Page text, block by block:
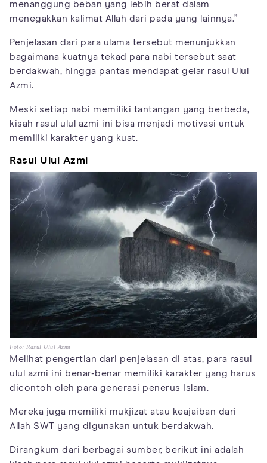
menanggung beban yang lebih berat dalam
menegakkan kalimat Allah dari pada yang lainnya.”
Penjelasan dari para ulama tersebut menunjukkan
bagaimana kuatnya tekad para nabi tersebut saat
berdakwah, hingga pantas mendapat gelar rasul Ulul
Azmi.
Meski setiap nabi memiliki tantangan yang berbeda,
kisah rasul ulul azmi ini bisa menjadi motivasi untuk
memiliki karakter yang kuat.
Rasul Ulul Azmi
Foto: Rasul Ulul Azmi
Melihat pengertian dari penjelasan di atas, para rasul
ulul azmi ini benar-benar memiliki karakter yang harus
dicontoh oleh para generasi penerus Islam.
Mereka juga memiliki mukjizat atau keajaiban dari
Allah SWT yang digunakan untuk berdakwah.
Dirangkum dari berbagai sumber, berikut ini adalah